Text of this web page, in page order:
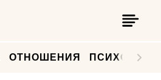
ОТНОШЕНИЯ